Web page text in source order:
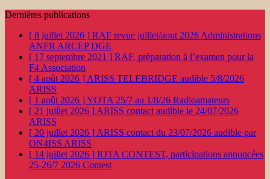
Dernières publications
[ 8 juillet 2026 ] RAF revue juillet/aout 2026 Administrations
ANFR ARCEP DGE
[ 17 septembre 2021 ] RAF, préparation à l’examen pour la
F4 Association
[ 4 août 2026 ] ARISS TELEBRIDGE audible 5/8/2026
ARISS
[ 1 août 2026 ]YOTA 25/7 au 1/8/26 Radioamateurs
[ 21 juillet 2026 ] ARISS contact audible le 24/07/2026
ARISS
[ 20 juillet 2026 ] ARISS contact du 23/07/2026 audible par
ON4ISS ARISS
[ 14 juillet 2026 ] IOTA CONTEST, participations annoncées
25-26/7 2026 Contest